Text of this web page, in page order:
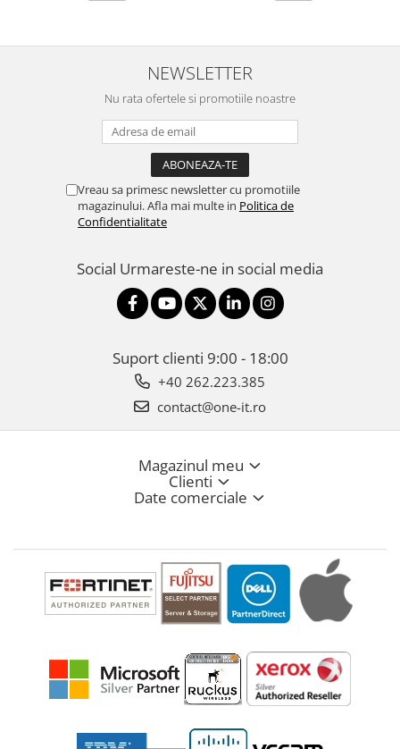
NEWSLETTER
Nu rata ofertele si promotiile noastre
Vreau sa primesc newsletter cu promotiile
magazinului. Afla mai multe in Politica de
Confidentialitate
Social Urmareste-ne in social media
Suport clienti 9:00 - 18:00
+40 262.223.385
contact@one-it.ro
Magazinul meu
Clienti
Date comerciale